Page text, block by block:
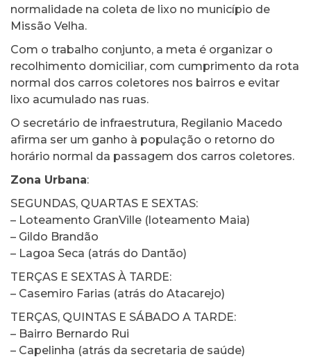
normalidade na coleta de lixo no município de
Missão Velha.
Com o trabalho conjunto, a meta é organizar o
recolhimento domiciliar, com cumprimento da rota
normal dos carros coletores nos bairros e evitar
lixo acumulado nas ruas.
O secretário de infraestrutura, Regilanio Macedo
afirma ser um ganho à população o retorno do
horário normal da passagem dos carros coletores.
Zona Urbana:
SEGUNDAS, QUARTAS E SEXTAS:
– Loteamento GranVille (loteamento Maia)
– Gildo Brandão
– Lagoa Seca (atrás do Dantão)
TERÇAS E SEXTAS À TARDE:
– Casemiro Farias (atrás do Atacarejo)
TERÇAS, QUINTAS E SÁBADO A TARDE:
– Bairro Bernardo Rui
– Capelinha (atrás da secretaria de saúde)